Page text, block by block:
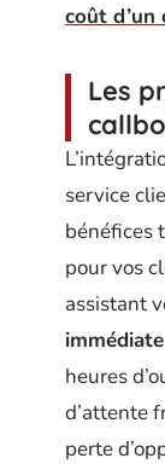
coût d’un
Les
service
bénéfices
pour vos
assistant
heures
d’attente
perte